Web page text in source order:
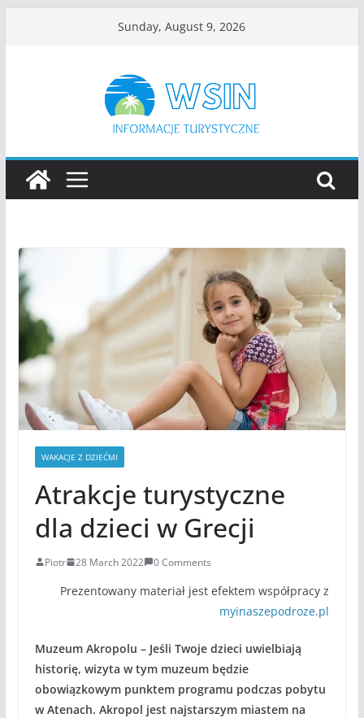
Sunday, August 9, 2026
WAKACJE Z DZIEĆMI
Atrakcje turystyczne
dla dzieci w Grecji
Piotr 28 March 2022 0 Comments
Prezentowany materiał jest efektem współpracy z
myinaszepodroze.pl
Muzeum Akropolu – Jeśli Twoje dzieci uwielbiają
historię, wizyta w tym muzeum będzie
obowiązkowym punktem programu podczas pobytu
w Atenach. Akropol jest najstarszym miastem na